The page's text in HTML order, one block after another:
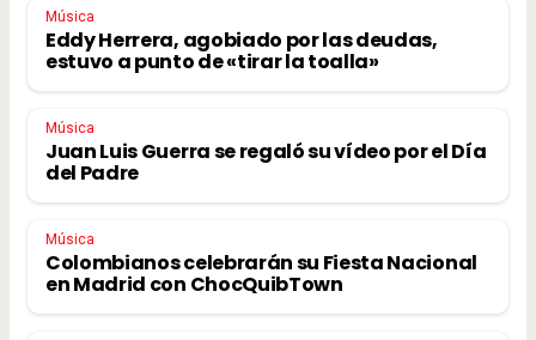
Música
Eddy Herrera, agobiado por las deudas,
estuvo a punto de «tirar la toalla»
Música
Juan Luis Guerra se regaló su vídeo por el Día
del Padre
Música
Colombianos celebrarán su Fiesta Nacional
en Madrid con ChocQuibTown